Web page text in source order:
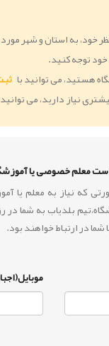
خود، به استان و شهر
توجه کنید.
هستید، می توانید با
می توانید از طریق شماره موبایل
معلم خصوصی یا
که نیاز به معلم یا
بلدیاب به شما
شما در ارتباط خواهند بود.